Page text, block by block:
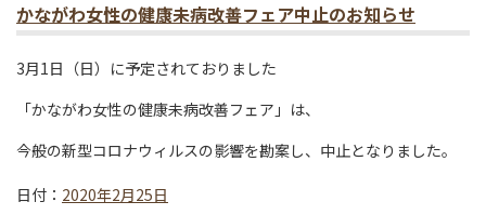
かながわ女性の健康未病改善フェア中止のお知らせ
3月1日（日）に予定されておりました
「かながわ女性の健康未病改善フェア」は、
今般の新型コロナウィルスの影響を勘案し、中止となりました。
日付： 2020年2月25日